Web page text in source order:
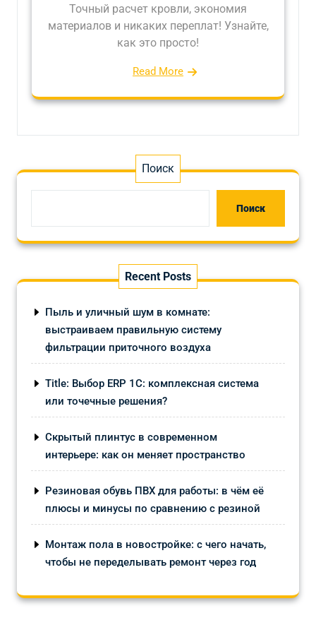
Точный расчет кровли, экономия
материалов и никаких переплат! Узнайте,
как это просто!
Read More
Поиск
Поиск
Recent Posts
Пыль и уличный шум в комнате:
выстраиваем правильную систему
фильтрации приточного воздуха
Title: Выбор ERP 1С: комплексная система
или точечные решения?
Скрытый плинтус в современном
интерьере: как он меняет пространство
Резиновая обувь ПВХ для работы: в чём её
плюсы и минусы по сравнению с резиной
Монтаж пола в новостройке: с чего начать,
чтобы не переделывать ремонт через год